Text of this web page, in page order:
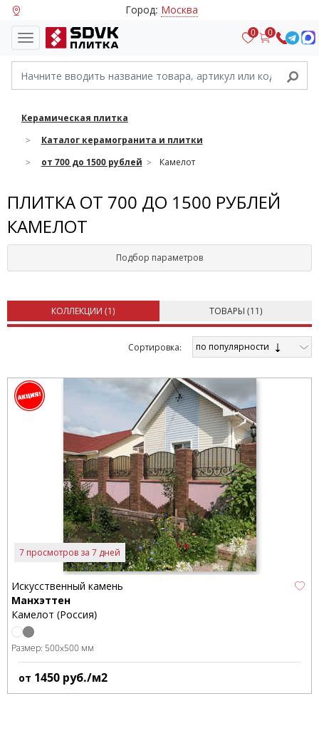
Город: Москва
0 0
Керамическая плитка
Каталог керамогранита и плитки
от 700 до 1500 рублей
Камелот
ПЛИТКА ОТ 700 ДО 1500 РУБЛЕЙ
КАМЕЛОТ
Подбор параметров
КОЛЛЕКЦИИ (1) ТОВАРЫ (11)
Cортировка: по популярности
7 просмотров за 7 дней
Искусственный камень
Манхэттен
Камелот (Россия)
Размер: 500x500 мм
от 1450 руб./м2